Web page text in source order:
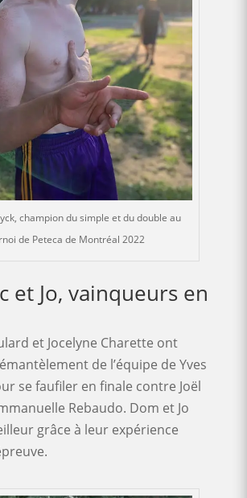
champion du simple et du double au
de Peteca de Montréal 2022
et Jo, vainqueurs en
et Jocelyne Charette ont
de l’équipe de Yves
se faufiler en finale contre Joël
Rebaudo. Dom et Jo
grâce à leur expérience